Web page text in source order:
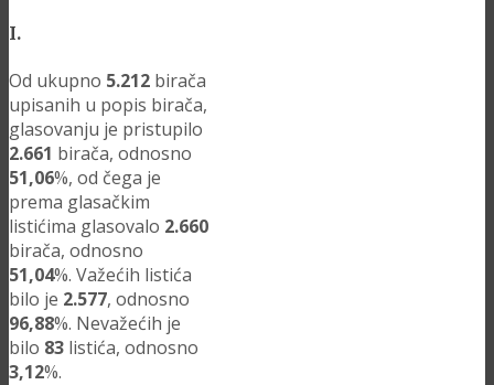
I.
Od ukupno 5.212 birača
upisanih u popis birača,
glasovanju je pristupilo
2.661 birača, odnosno
51,06%, od čega je
prema glasačkim
listićima glasovalo 2.660
birača, odnosno
51,04%. Važećih listića
bilo je 2.577, odnosno
96,88%. Nevažećih je
bilo 83 listića, odnosno
3,12%.